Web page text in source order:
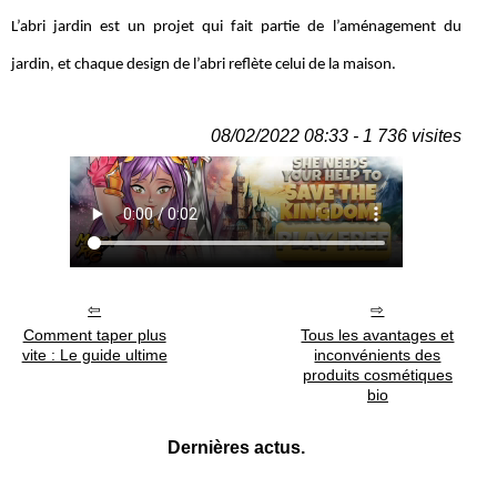
L’abri jardin est un projet qui fait partie de l’aménagement du
jardin, et chaque design de l’abri reflète celui de la maison.
08/02/2022 08:33 - 1 736 visites
Comment taper plus
vite : Le guide ultime
Tous les avantages et
inconvénients des
produits cosmétiques
bio
Dernières actus.